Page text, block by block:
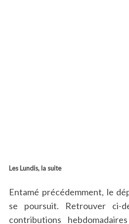
Les Lundis, la suite
Entamé précédemment, le
se poursuit. Retrouver ci-
contributions